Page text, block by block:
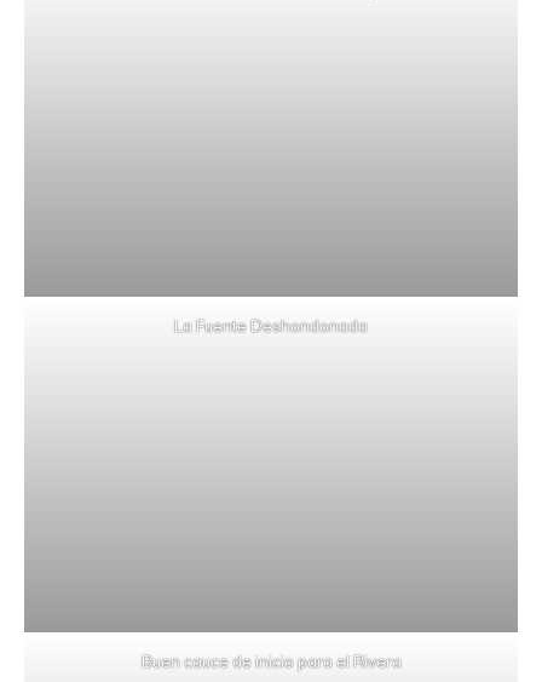
La Fuente Deshondonada
Buen cauce de inicio para el Rivera